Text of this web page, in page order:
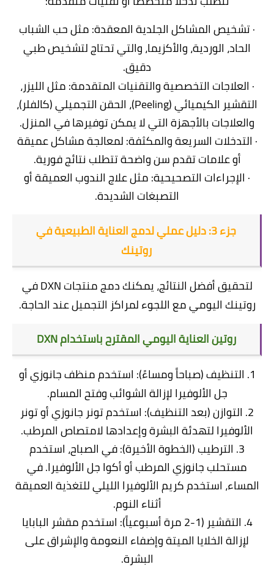
· تشخيص المشاكل الجلدية المعقدة: مثل حب الشباب
الحاد، الوردية، والأكزيما، والتي تحتاج لتشخيص طبي
دقيق.
· العلاجات التخصصية والتقنيات المتقدمة: مثل الليزر،
التقشير الكيميائي (Peeling)، الحقن التجميلي (كالفلر)،
والعلاجات بالأجهزة التي لا يمكن توفيرها في المنزل.
· التدخلات السريعة والمكثفة: لمعالجة مشاكل عميقة
أو علامات تقدم سن واضحة تتطلب نتائج فورية.
· الإجراءات التصحيحية: مثل علاج الندوب العميقة أو
التصبغات الشديدة.
جزء 3: دليل عملي لدمج العناية الطبيعية في
روتينك
لتحقيق أفضل النتائج، يمكنك دمج منتجات DXN في
روتينك اليومي مع اللجوء لمراكز التجميل عند الحاجة.
روتين العناية اليومي المقترح باستخدام DXN
1. التنظيف (صباحاً ومساءً): استخدم منظف جانوزي أو
جل الألوفيرا لإزالة الشوائب وفتح المسام.
2. التوازن (بعد التنظيف): استخدم تونر جانوزي أو تونر
الألوفيرا لتهدئة البشرة وإعدادها لامتصاص المرطب.
3. الترطيب (الخطوة الأخيرة): في الصباح، استخدم
مستحلب جانوزي المرطب أو أكوا جل الألوفيرا. في
المساء، استخدم كريم الألوفيرا الليلي للتغذية العميقة
أثناء النوم.
4. التقشير (1-2 مرة أسبوعياً): استخدم مقشر البابايا
لإزالة الخلايا الميتة وإضفاء النعومة والإشراق على
البشرة.